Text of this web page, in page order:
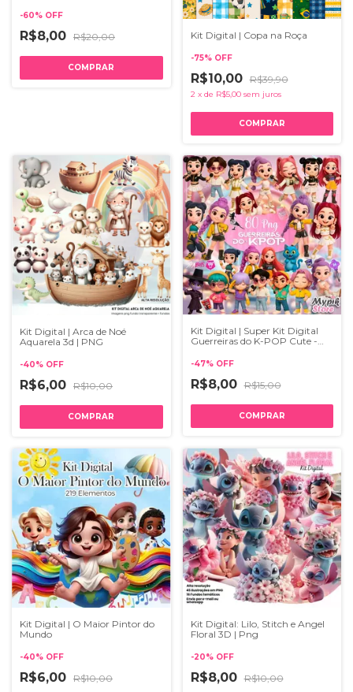
-60% OFF
R$8,00 R$20,00 Kit Digital | Copa na Roça
-75% OFF
R$10,00 R$39,90
2 x de R$5,00 sem juros
Kit Digital | Arca de Noé
Aquarela 3d | PNG
-40% OFF
R$6,00 R$10,00
Kit Digital | Super Kit Digital
Guerreiras do K-POP Cute -
-47% OFF
R$8,00 R$15,00
Kit Digital | O Maior Pintor do
Mundo
-40% OFF
R$6,00 R$10,00
Kit Digital: Lilo, Stitch e Angel
Floral 3D | Png
-20% OFF
R$8,00 R$10,00